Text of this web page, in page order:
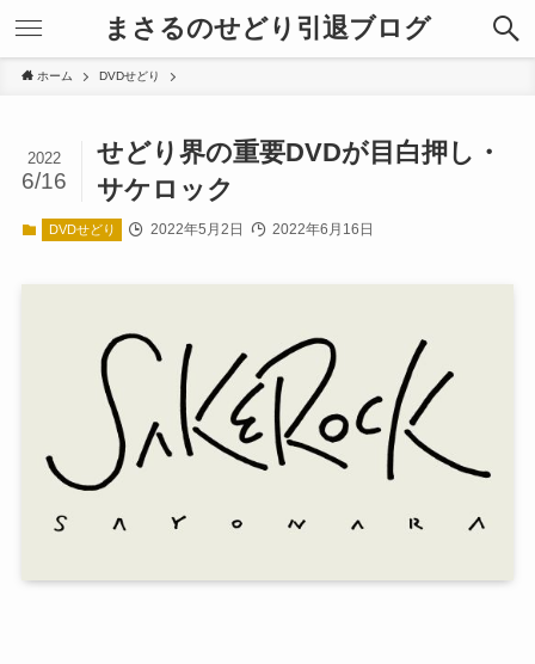
まさるのせどり引退ブログ
ホーム DVDせどり
せどり界の重要DVDが目白押し・
サケロック
2022
6/16
DVDせどり 2022年5月2日 2022年6月16日